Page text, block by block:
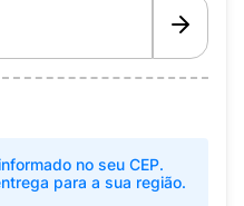
no seu CEP.
para a sua região.